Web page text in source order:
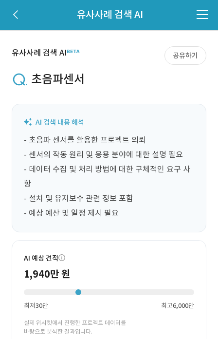
유사사례 검색 AI
유사사례 검색 AI 공유하기
초음파센서
- 초음파 센서를 활용한 프로젝트 의뢰
- 센서의 작동 원리 및 응용 분야에 대한 설명 필요
- 데이터 수집 및 처리 방법에 대한 구체적인 요구 사
항
- 설치 및 유지보수 관련 정보 포함
- 예상 예산 및 일정 제시 필요
AI 예상 견적
1,940만 원
최저30만 최고6,000만
실제 위시켓에서 진행한 프로젝트 데이터를
바탕으로 분석한 결과입니다.